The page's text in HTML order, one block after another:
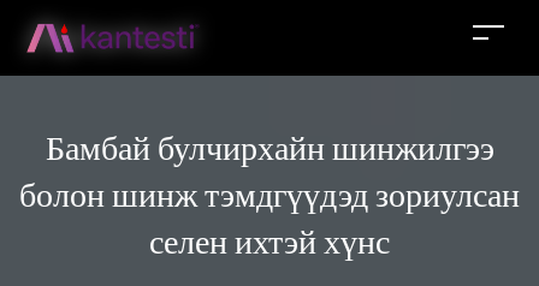
Бамбай булчирхайн шинжилгээ
болон шинж тэмдгүүдэд зориулсан
селен ихтэй хүнс